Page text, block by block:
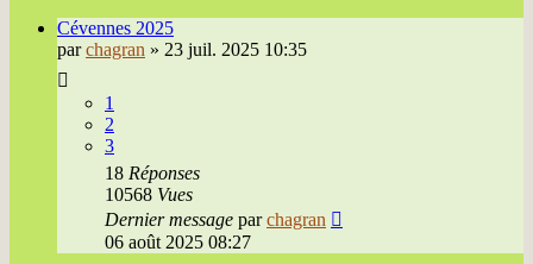
Cévennes 2025
parchagran » 23 juil. 2025 10:35
1
2
3
18 Réponses
10568 Vues
Dernier message parchagran
06 août 2025 08:27